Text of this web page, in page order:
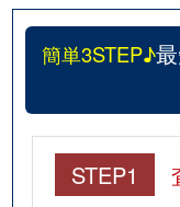
簡単3STEP♪
STEP1